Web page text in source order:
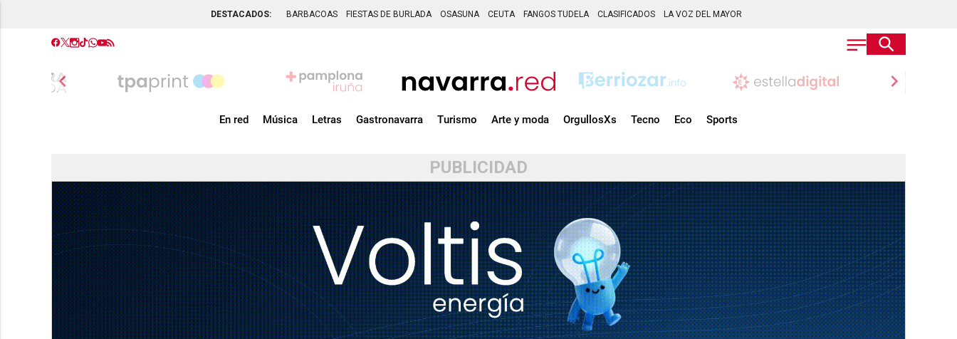
DESTACADOS: BARBACOAS FIESTAS DE BURLADA OSASUNA CEUTA FANGOS TUDELA CLASIFICADOS LA VOZ DEL MAYOR
chevron_left chevron_right
En red Música Letras Gastronavarra Turismo Arte y moda OrgullosXs Tecno Eco Sports
PUBLICIDAD